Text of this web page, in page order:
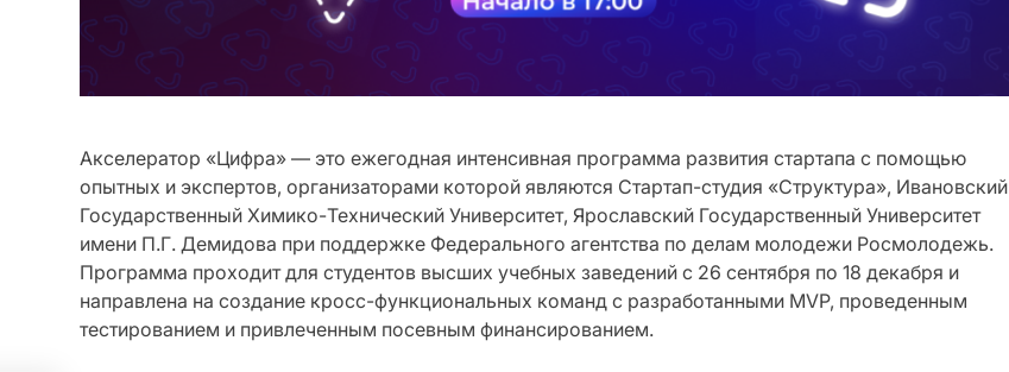
Акселератор «Цифра» — это ежегодная интенсивная программа развития стартапа с помощью
опытных и экспертов, организаторами которой являются Стартап-студия «Структура», Ивановский
Государственный Химико-Технический Университет, Ярославский Государственный Университет
имени П.Г. Демидова при поддержке Федерального агентства по делам молодежи Росмолодежь.
Программа проходит для студентов высших учебных заведений с 26 сентября по 18 декабря и
направлена на создание кросс-функциональных команд с разработанными MVP, проведенным
тестированием и привлеченным посевным финансированием.